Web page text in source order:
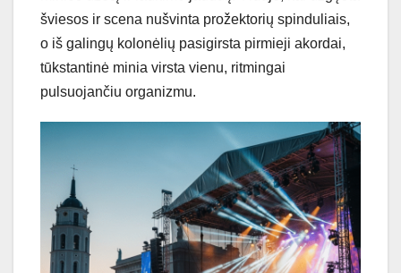
šviesos ir scena nušvinta prožektorių spinduliais,
o iš galingų kolonėlių pasigirsta pirmieji akordai,
tūkstantinė minia virsta vienu, ritmingai
pulsuojančiu organizmu.